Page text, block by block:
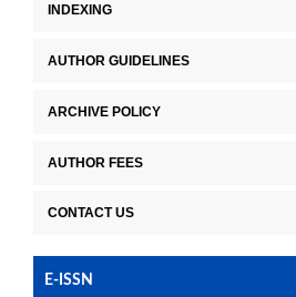
INDEXING
AUTHOR GUIDELINES
ARCHIVE POLICY
AUTHOR FEES
CONTACT US
E-ISSN